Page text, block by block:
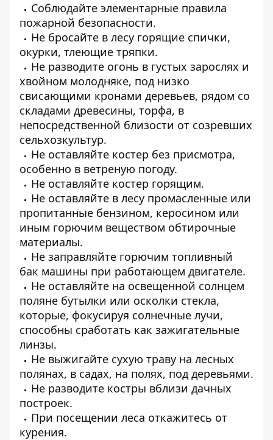
Соблюдайте элементарные правила
пожарной безопасности.
Не бросайте в лесу горящие спички,
окурки, тлеющие тряпки.
Не разводите огонь в густых зарослях и
хвойном молодняке, под низко
свисающими кронами деревьев, рядом со
складами древесины, торфа, в
непосредственной близости от созревших
сельхозкультур.
Не оставляйте костер без присмотра,
особенно в ветреную погоду.
Не оставляйте костер горящим.
Не оставляйте в лесу промасленные или
пропитанные бензином, керосином или
иным горючим веществом обтирочные
материалы.
Не заправляйте горючим топливный
бак машины при работающем двигателе.
Не оставляйте на освещенной солнцем
поляне бутылки или осколки стекла,
которые, фокусируя солнечные лучи,
способны сработать как зажигательные
линзы.
Не выжигайте сухую траву на лесных
полянах, в садах, на полях, под деревьями.
Не разводите костры вблизи дачных
построек.
При посещении леса откажитесь от
курения.